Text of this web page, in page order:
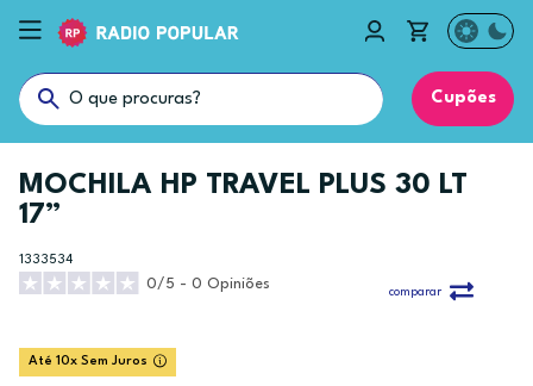
Cupões
MOCHILA HP TRAVEL PLUS 30 LT
17”
1333534
0/5 - 0 Opiniões
comparar
Até 10x Sem Juros